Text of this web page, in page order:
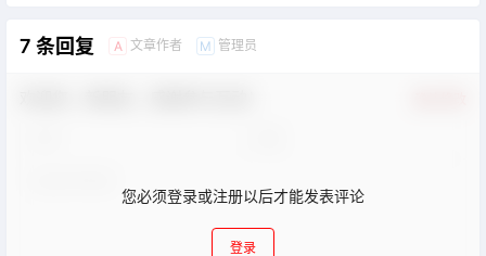
7 条回复 A 文章作者 M 管理员
您必须登录或注册以后才能发表评论
登录